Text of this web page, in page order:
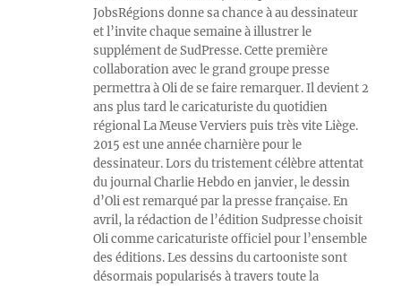
JobsRégions donne sa chance à au dessinateur
et l’invite chaque semaine à illustrer le
supplément de SudPresse. Cette première
collaboration avec le grand groupe presse
permettra à Oli de se faire remarquer. Il devient 2
ans plus tard le caricaturiste du quotidien
régional La Meuse Verviers puis très vite Liège.
2015 est une année charnière pour le
dessinateur. Lors du tristement célèbre attentat
du journal Charlie Hebdo en janvier, le dessin
d’Oli est remarqué par la presse française. En
avril, la rédaction de l’édition Sudpresse choisit
Oli comme caricaturiste officiel pour l’ensemble
des éditions. Les dessins du cartooniste sont
désormais popularisés à travers toute la